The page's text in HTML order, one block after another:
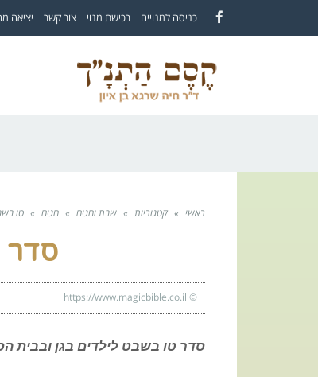
Facebook
כניסה למנויים רכישת מנוי צור קשר יציאה
ראשי » קטגוריות » שבת וחגים » חגים » טו
סדר
©
https://www.magicbible.co.il
סדר טו בשבט לילדים בגן ובבית